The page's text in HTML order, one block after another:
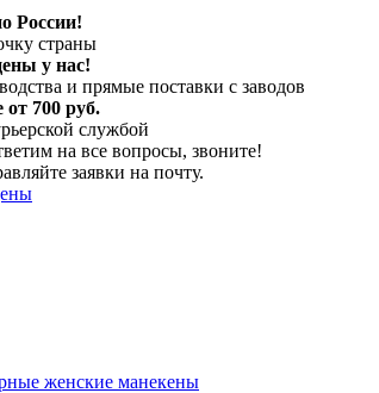
России!
страны
у нас!
и прямые поставки с заводов
700 руб.
службой
на все вопросы, звоните!
заявки на почту.
женские манекены